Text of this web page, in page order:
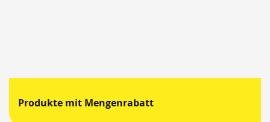
Produkte mit Mengenrabatt